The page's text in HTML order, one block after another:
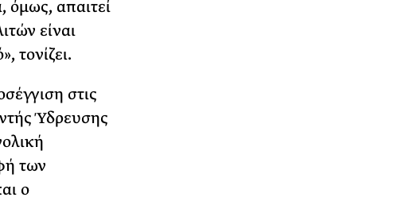
όμως, απαιτεί
είναι
τονίζει.
στις
Ύδρευσης
των
ο